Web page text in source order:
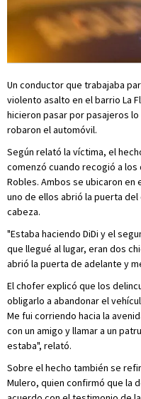
Un conductor que trabajaba
violento asalto en el barrio La
hicieron pasar por pasajeros
robaron el automóvil.
Según relató la víctima, el
comenzó cuando recogió a
Robles. Ambos se ubicaron
uno de ellos abrió la puerta
cabeza.
"Estaba haciendo DiDi y el
que llegué al lugar, eran dos
abrió la puerta de adelante y
El chofer explicó que los
obligarlo a abandonar el
Me fui corriendo hacia la
con un amigo y llamar a un
estaba", relató.
Sobre el hecho también se
Mulero, quien confirmó que la